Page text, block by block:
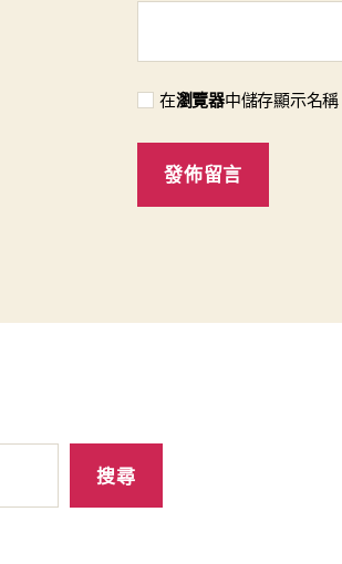
在瀏覽器中儲存顯示名
搜尋